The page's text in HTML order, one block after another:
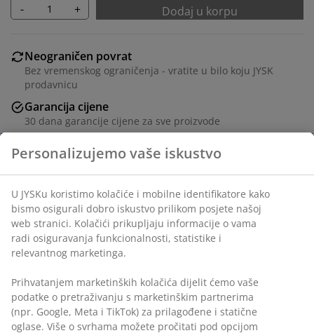
- + Dodaj u korpu
Neograničen povrat
Bez vremenskog ograničenja - vratite u bilo koju JYSK
prodavnicu
Garancija cijene
30 dana garancije cijene za sve proizvode
Brza i jednostavna dostava po vašem izboru
šifra artikla: 1764740
Podaci o proizvodu